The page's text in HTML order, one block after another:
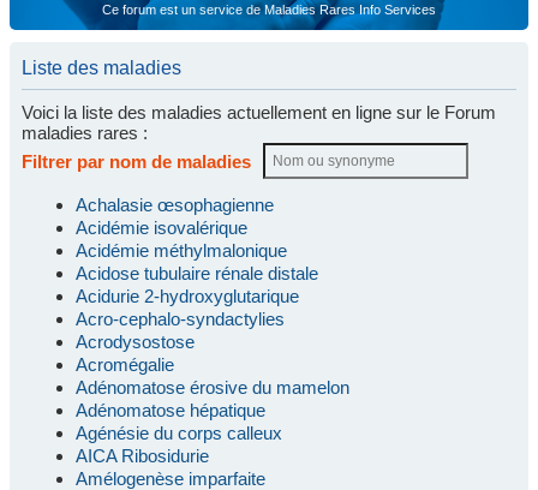
Ce forum est un service de Maladies Rares Info Services
Liste des maladies
Voici la liste des maladies actuellement en ligne sur le Forum
maladies rares :
Filtrer par nom de maladies
Achalasie œsophagienne
Acidémie isovalérique
Acidémie méthylmalonique
Acidose tubulaire rénale distale
Acidurie 2-hydroxyglutarique
Acro-cephalo-syndactylies
Acrodysostose
Acromégalie
Adénomatose érosive du mamelon
Adénomatose hépatique
Agénésie du corps calleux
AICA Ribosidurie
Amélogenèse imparfaite